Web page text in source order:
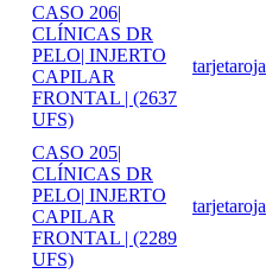
CASO 206|
CLÍNICAS DR
PELO| INJERTO
CAPILAR
FRONTAL | (2637
UFS)
tarjetaroja
CASO 205|
CLÍNICAS DR
PELO| INJERTO
CAPILAR
FRONTAL | (2289
UFS)
tarjetaroja